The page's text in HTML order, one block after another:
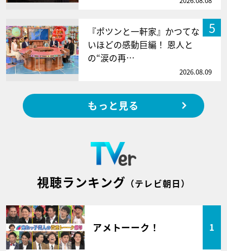
5
『ポツンと一軒家』かつてな
いほどの感動巨編！ 恩人と
の“涙の再…
2026.08.09
もっと見る
視聴ランキング （テレビ朝日）
アメトーーク！ 1